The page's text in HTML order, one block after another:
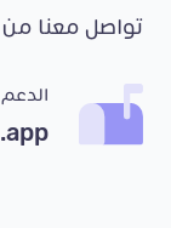
تواصل معنا من
الدعم